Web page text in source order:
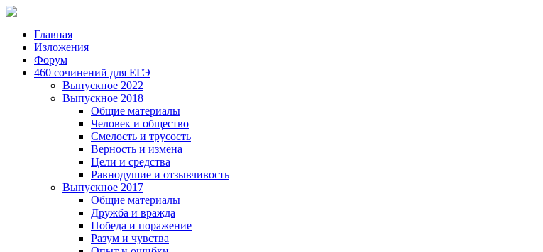
Главная
Изложения
Форум
460 сочинений для ЕГЭ
Выпускное 2022
Выпускное 2018
Общие материалы
Человек и общество
Смелость и трусость
Верность и измена
Цели и средства
Равнодушие и отзывчивость
Выпускное 2017
Общие материалы
Дружба и вражда
Победа и поражение
Разум и чувства